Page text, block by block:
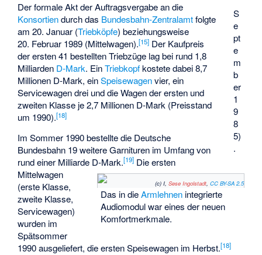
S
e
pt
e
m
b
er
1
9
8
5)
.
(c) I, Sese Ingolstadt, CC BY-SA 2.5
Das in dieArmlehnenintegrierte
Audiomodul war eines der neuen
Komfortmerkmale.
Der formale Akt der Auftragsvergabe an die
Konsortiendurch das Bundesbahn-Zentralamtfolgte
am 20. Januar (Triebköpfe) beziehungsweise
20. Februar 1989 (Mittelwagen).[15] Der Kaufpreis
der ersten 41 bestellten Triebzüge lag bei rund 1,8
Milliarden D-Mark. EinTriebkopfkostete dabei 8,7
Millionen D-Mark, einSpeisewagenvier, ein
Servicewagen drei und die Wagen der ersten und
zweiten Klasse je 2,7 Millionen D-Mark (Preisstand
um 1990).[18]
Im Sommer 1990 bestellte die Deutsche
Bundesbahn 19 weitere Garnituren im Umfang von
rund einer Milliarde D-Mark.[19] Die ersten
Mittelwagen
(erste Klasse,
zweite Klasse,
Servicewagen)
wurden im
Spätsommer
1990 ausgeliefert, die ersten Speisewagen im Herbst.[18]